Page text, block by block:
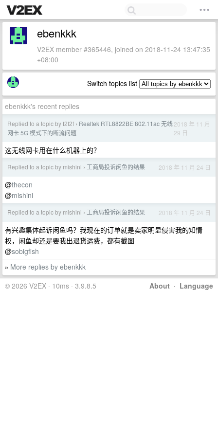
ebenkkk
V2EX member #365446, joined on 2018-11-24 13:47:35
+08:00
Switch topics list
ebenkkk's recent replies
Replied to a topic by f2f2f › Realtek RTL8822BE 802.11ac 无线
网卡 5G 模式下的断流问题
2018 年 11 月
29 日
这无线网卡用在什么机器上的？
Replied to a topic by mishini › 工商局投诉闲鱼的结果 2018 年 11 月 24 日
@thecon
@mishini
Replied to a topic by mishini › 工商局投诉闲鱼的结果 2018 年 11 月 24 日
有兴趣集体起诉闲鱼吗？我现在的订单就是卖家明显侵害我的知情
权，闲鱼却还是要我出退货运费，都有截图
@sobigfish
» More replies by ebenkkk
About · Language
© 2026 V2EX · 10ms · 3.9.8.5